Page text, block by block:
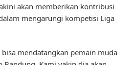
akan memberikan kontribusi
mengarungi kompetisi Liga
bisa mendatangkan pemain muda